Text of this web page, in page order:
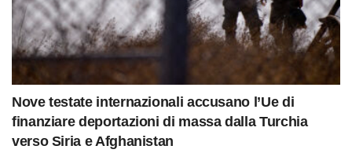
Nove testate internazionali accusano l’Ue di
finanziare deportazioni di massa dalla Turchia
verso Siria e Afghanistan